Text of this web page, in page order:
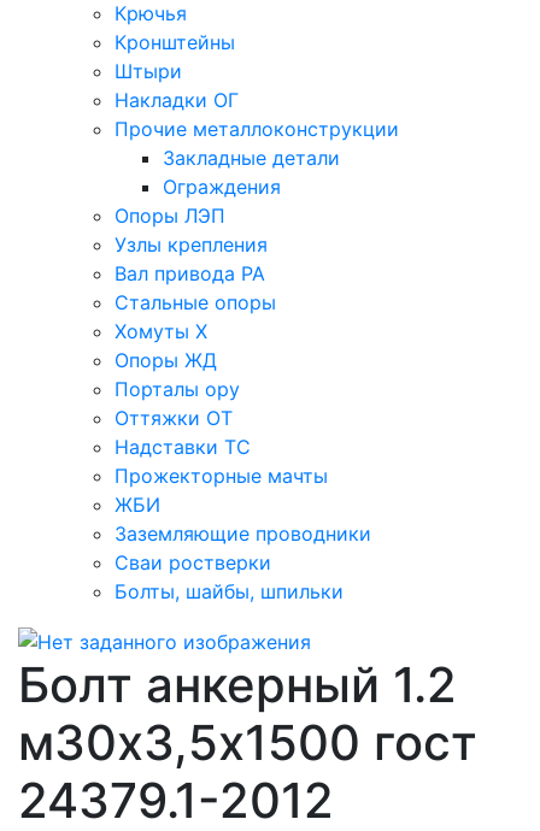
Крючья
Кронштейны
Штыри
Накладки ОГ
Прочие металлоконструкции
Закладные детали
Ограждения
Опоры ЛЭП
Узлы крепления
Вал привода РА
Стальные опоры
Хомуты Х
Опоры ЖД
Порталы ору
Оттяжки ОТ
Надставки ТС
Прожекторные мачты
ЖБИ
Заземляющие проводники
Сваи ростверки
Болты, шайбы, шпильки
Болт анкерный 1.2
м30х3,5х1500 гост
24379.1-2012